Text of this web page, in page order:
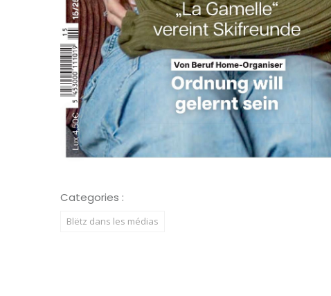
Categories :
Blëtz dans les médias